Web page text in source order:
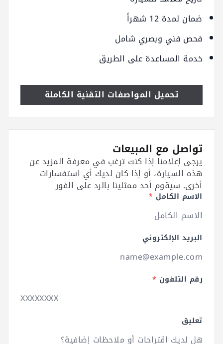
ضمان لمدة 12 شهراً
فحص فني وبصري شامل
خدمة المساعدة على الطريق
تحميل المواصفات التقنية الكاملة
تواصل مع المبيعات
يرجى إعلامنا إذا كنت ترغب في معرفة المزيد عن
هذه السيارة، أو إذا كان لديك أي استفسارات
أخرى. سيقوم أحد ممثلينا بالرد على الفور
الاسم الكامل *
البريد الإلكتروني
رقم التلفون *
تعليق